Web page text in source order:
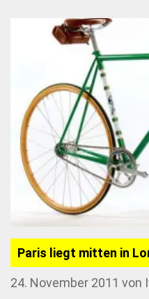
Paris liegt mitten in
24. November 2011 von